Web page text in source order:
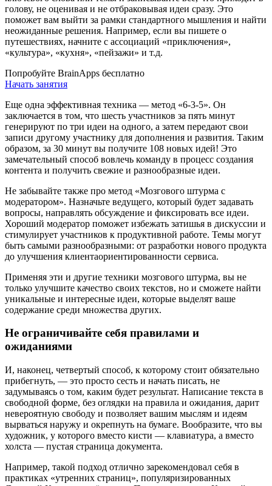
голову, не оценивая и не отбраковывая идеи сразу. Это
поможет вам выйти за рамки стандартного мышления и найти
неожиданные решения. Например, если вы пишете о
путешествиях, начните с ассоциаций «приключения»,
«культура», «кухня», «пейзажи» и т.д.
Попробуйте BrainApps бесплатно
Начать занятия
Еще одна эффективная техника — метод «6-3-5». Он
заключается в том, что шесть участников за пять минут
генерируют по три идеи на одного, а затем передают свои
записи другому участнику для дополнения и развития. Таким
образом, за 30 минут вы получите 108 новых идей! Это
замечательный способ вовлечь команду в процесс создания
контента и получить свежие и разнообразные идеи.
Не забывайте также про метод «Мозгового штурма с
модератором». Назначьте ведущего, который будет задавать
вопросы, направлять обсуждение и фиксировать все идеи.
Хороший модератор поможет избежать затишья в дискуссии и
стимулирует участников к продуктивной работе. Темы могут
быть самыми разнообразными: от разработки нового продукта
до улучшения клиентаориентированности сервиса.
Применяя эти и другие техники мозгового штурма, вы не
только улучшите качество своих текстов, но и сможете найти
уникальные и интересные идеи, которые выделят ваше
содержание среди множества других.
Не ограничивайте себя правилами и
ожиданиями
И, наконец, четвертый способ, к которому стоит обязательно
прибегнуть, — это просто сесть и начать писать, не
задумываясь о том, каким будет результат. Написание текста в
свободной форме, без оглядки на правила и ожидания, дарит
невероятную свободу и позволяет вашим мыслям и идеям
вырваться наружу и окрепнуть на бумаге. Вообразите, что вы
художник, у которого вместо кисти — клавиатура, а вместо
холста — пустая страница документа.
Например, такой подход отлично зарекомендовал себя в
практиках «утренних страниц», популяризированных